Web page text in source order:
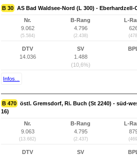
B 30 AS Bad Waldsee-Nord (L 300) - Eberhardzell-
Nr.
9.062
(5.584)
B-Rang
4.796
(2.438)
L-
DTV
14.036
SV
1.488
(10,6%)
Infos...
B 470 östl. Gremsdorf, Ri. Buch (St 2240) - süd-
16)
Nr.
9.063
(13.682)
B-Rang
4.795
(2.437)
L-
DTV
SV